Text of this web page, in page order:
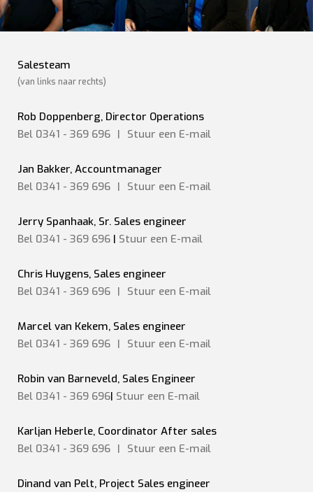
Salesteam
(van links naar rechts)
Rob Doppenberg, Director Operations
Bel 0341 - 369 696 | Stuur een E-mail
Jan Bakker, Accountmanager
Bel 0341 - 369 696 | Stuur een E-mail
Jerry Spanhaak, Sr. Sales engineer
Bel 0341 - 369 696 | Stuur een E-mail
Chris Huygens, Sales engineer
Bel 0341 - 369 696 | Stuur een E-mail
Marcel van Kekem, Sales engineer
Bel 0341 - 369 696 | Stuur een E-mail
Robin van Barneveld, Sales Engineer
Bel 0341 - 369 696| Stuur een E-mail
Karljan Heberle, Coordinator After sales
Bel 0341 - 369 696 | Stuur een E-mail
Dinand van Pelt, Project Sales engineer